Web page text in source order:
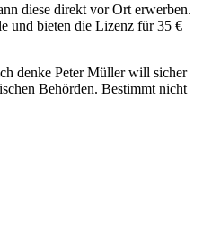
diese direkt vor Ort erwerben.
und bieten die Lizenz für 35 €
denke Peter Müller will sicher
Behörden. Bestimmt nicht